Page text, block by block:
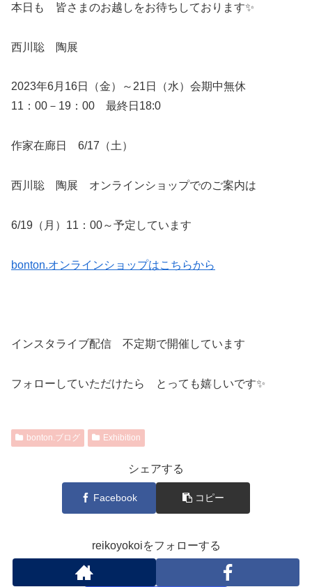
本日も 皆さまのお越しをお待ちしております✨
西川聡 陶展
2023年6月16日（金）～21日（水）会期中無休
11：00－19：00 最終日18:0
作家在廊日 6/17（土）
西川聡 陶展 オンラインショップでのご案内は
6/19（月）11：00～予定しています
bonton.オンラインショップはこちらから
インスタライブ配信 不定期で開催しています
フォローしていただけたら とっても嬉しいです✨
bonton.ブログ Exhibition
シェアする
Facebook コピー
reikoyokoiをフォローする